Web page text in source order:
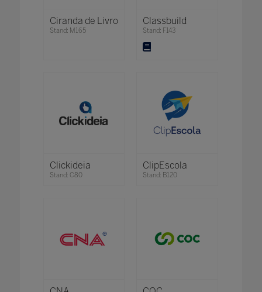
Ciranda de Livro
Stand: M165
Classbuild
Stand: F143
Clickideia
Stand: C80
ClipEscola
Stand: B120